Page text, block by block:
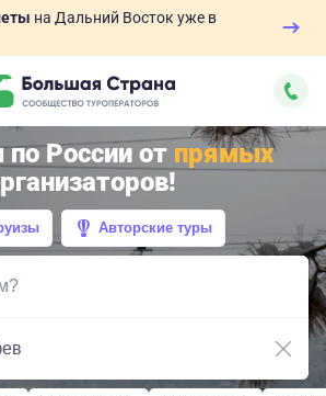
на Дальний Восток уже в
России от прямых
Авторские туры